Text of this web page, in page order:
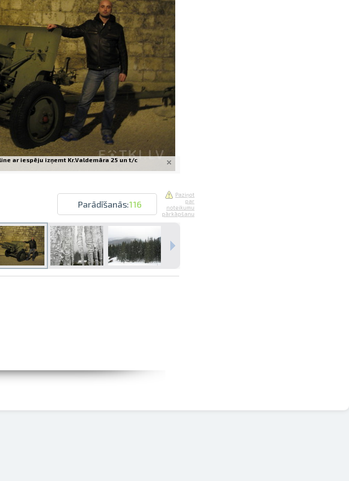
1h laikā Rīgā – pasūtiet tiešsaistē
formāti un papīra veidi jūsu foto
Latvijā vai saņemšana klātienē
ar iespēju izņemt Kr.Valdemāra 25 un t/c
Parādīšanās:116
Paziņot
par
noteikumu
pārkāpšanu